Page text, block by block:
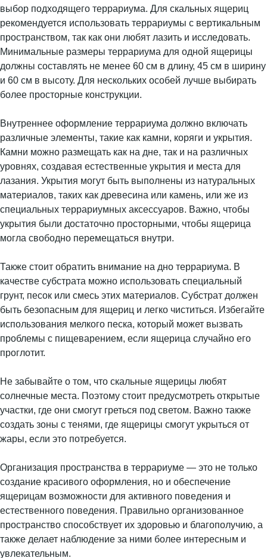
выбор подходящего террариума. Для скальных ящериц
рекомендуется использовать террариумы с вертикальным
пространством, так как они любят лазить и исследовать.
Минимальные размеры террариума для одной ящерицы
должны составлять не менее 60 см в длину, 45 см в ширину
и 60 см в высоту. Для нескольких особей лучше выбирать
более просторные конструкции.
Внутреннее оформление террариума должно включать
различные элементы, такие как камни, коряги и укрытия.
Камни можно размещать как на дне, так и на различных
уровнях, создавая естественные укрытия и места для
лазания. Укрытия могут быть выполнены из натуральных
материалов, таких как древесина или камень, или же из
специальных террариумных аксессуаров. Важно, чтобы
укрытия были достаточно просторными, чтобы ящерица
могла свободно перемещаться внутри.
Также стоит обратить внимание на дно террариума. В
качестве субстрата можно использовать специальный
грунт, песок или смесь этих материалов. Субстрат должен
быть безопасным для ящериц и легко чиститься. Избегайте
использования мелкого песка, который может вызвать
проблемы с пищеварением, если ящерица случайно его
проглотит.
Не забывайте о том, что скальные ящерицы любят
солнечные места. Поэтому стоит предусмотреть открытые
участки, где они смогут греться под светом. Важно также
создать зоны с тенями, где ящерицы смогут укрыться от
жары, если это потребуется.
Организация пространства в террариуме — это не только
создание красивого оформления, но и обеспечение
ящерицам возможности для активного поведения и
естественного поведения. Правильно организованное
пространство способствует их здоровью и благополучию, а
также делает наблюдение за ними более интересным и
увлекательным.